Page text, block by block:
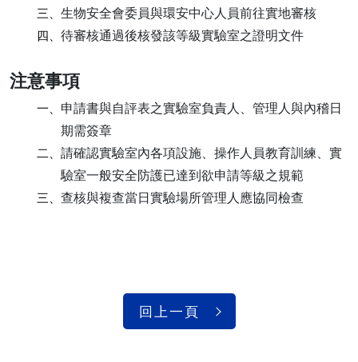
三、 生物安全會委員與環安中心人員前往實地審核
四、 待審核通過後核發該等級實驗室之證明文件
注意事項
一、 申請書與自評表之實驗室負責人、管理人與內稽日
期需簽章
二、 請確認實驗室內各項設施、操作人員教育訓練、實
驗室一般安全防護已達到欲申請等級之規範
三、 查核與複查當日實驗場所管理人應協同檢查
回上一頁